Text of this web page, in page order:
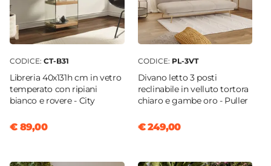
CODICE: CT-B31
Libreria 40x131h cm in vetro
temperato con ripiani
bianco e rovere - City
€ 89,00
CODICE: PL-3VT
Divano letto 3 posti
reclinabile in velluto tortora
chiaro e gambe oro - Puller
€ 249,00